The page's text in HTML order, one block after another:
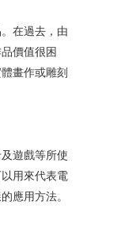
在過去，由
價值很困
畫作或雕刻
遊戲等所使
用來代表電
應用方法。